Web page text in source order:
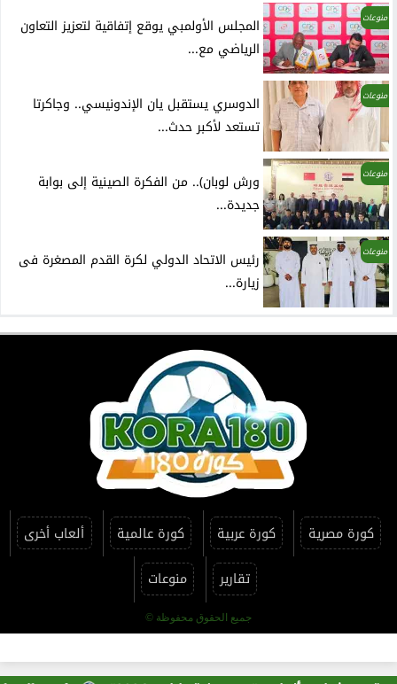
منوعات
المجلس الأولمبي يوقع إتفاقية لتعزيز التعاون
الرياضي مع...
منوعات
الدوسري يستقبل يان الإندونيسي.. وجاكرتا
تستعد لأكبر حدث...
منوعات
ورش لوبان).. من الفكرة الصينية إلى بوابة
جديدة...
منوعات
رئيس الاتحاد الدولي لكرة القدم المصغرة فى
زيارة...
كورة مصرية كورة عربية كورة عالمية
ألعاب أخرى
تقارير
منوعات
جميع الحقوق محفوظة ©